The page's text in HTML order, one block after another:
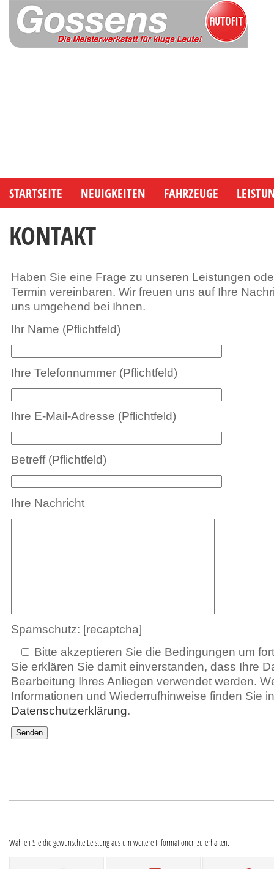
STARTSEITE NEUIGKEITEN FAHRZEUGE
KONTAKT
Haben Sie eine Frage zu unseren Leistungen
Termin vereinbaren. Wir freuen uns auf Ihre
uns umgehend bei Ihnen.
Ihr Name (Pflichtfeld)
Ihre Telefonnummer (Pflichtfeld)
Ihre E-Mail-Adresse (Pflichtfeld)
Betreff (Pflichtfeld)
Ihre Nachricht
Spamschutz: [recaptcha]
Bitte akzeptieren Sie die Bedingungen um
Sie erklären Sie damit einverstanden, dass Ihre
Bearbeitung Ihres Anliegen verwendet werden.
Informationen und Wiederrufhinweise finden Sie
Datenschutzerklärung.
Wählen Sie die gewünschte Leistung aus um weitere Informationen zu erhalten.